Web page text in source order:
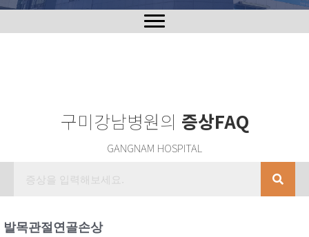
구미강남병원의 증상FAQ
GANGNAM HOSPITAL
발목관절연골손상